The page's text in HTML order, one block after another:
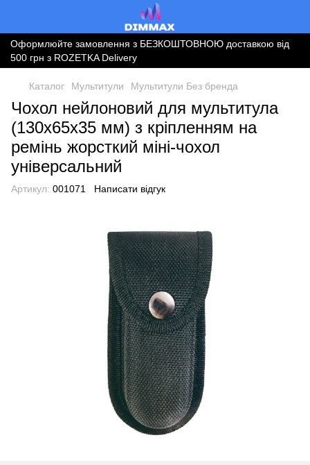
Оформлюйте замовлення з БЕЗКОШТОВНОЮ доставкою від
500 грн з ROZETKA Delivery
Каталог Мультитули Мультитули Без бренда
Чохол нейлоновий для мультитула
(130х65х35 мм) з кріпленням на
ремінь жорсткий міні-чохол
універсальний
Артикул: 001071 Написати відгук